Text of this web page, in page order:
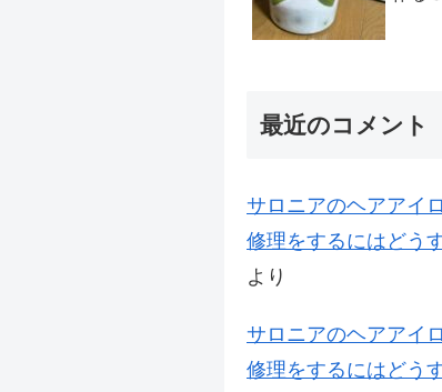
最近のコメント
サロニアのヘアアイ
修理をするにはどう
より
サロニアのヘアアイ
修理をするにはどう